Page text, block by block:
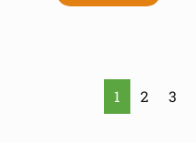
1 2 3